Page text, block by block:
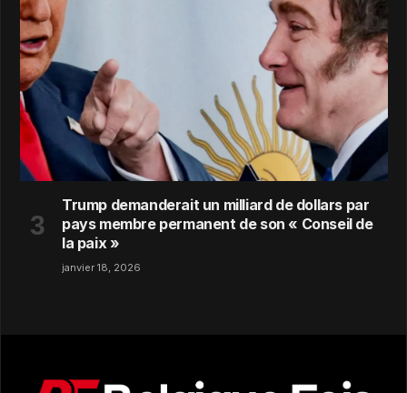
Trump demanderait un milliard de dollars par
pays membre permanent de son « Conseil de
la paix »
janvier 18, 2026